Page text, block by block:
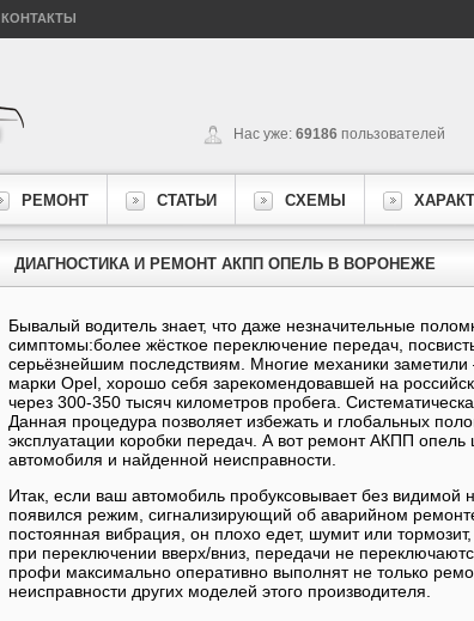
КОНТАКТЫ
Нас уже: 69186 пользователей
РЕМОНТ СТАТЬИ СХЕМЫ
ДИАГНОСТИКА И РЕМОНТ АКПП ОПЕЛЬ В ВОРОНЕЖЕ
Бывалый водитель знает, что даже незначительные
симптомы:более жёсткое переключение передач,
серьёзнейшим последствиям. Многие механики
марки Opel, хорошо себя зарекомендовавшей на
через 300-350 тысяч километров пробега.
Данная процедура позволяет избежать и глобальных
эксплуатации коробки передач. А вот ремонт АКПП
автомобиля и найденной неисправности.
Итак, если ваш автомобиль пробуксовывает без
появился режим, сигнализирующий об аварийном
постоянная вибрация, он плохо едет, шумит или
при переключении вверх/вниз, передачи не
профи максимально оперативно выполнят не только
неисправности других моделей этого производителя.